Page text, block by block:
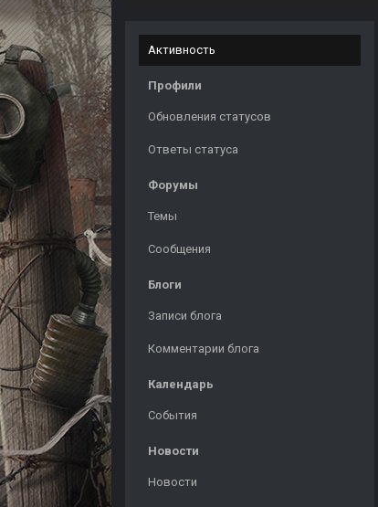
Активность
Профили
Обновления статусов
Ответы статуса
Форумы
Темы
Сообщения
Блоги
Записи блога
Комментарии блога
Календарь
События
Новости
Новости